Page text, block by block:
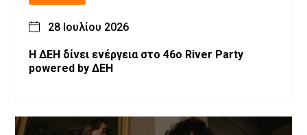
28 Ιουλίου 2026
Η ΔΕΗ δίνει ενέργεια στο 46ο River Party
powered by ΔΕΗ